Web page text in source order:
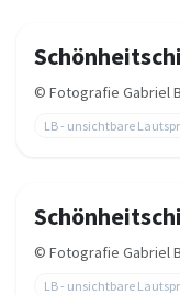
© Fotografie Gabriel
LB - unsichtbare
© Fotografie Gabriel
LB - unsichtbare